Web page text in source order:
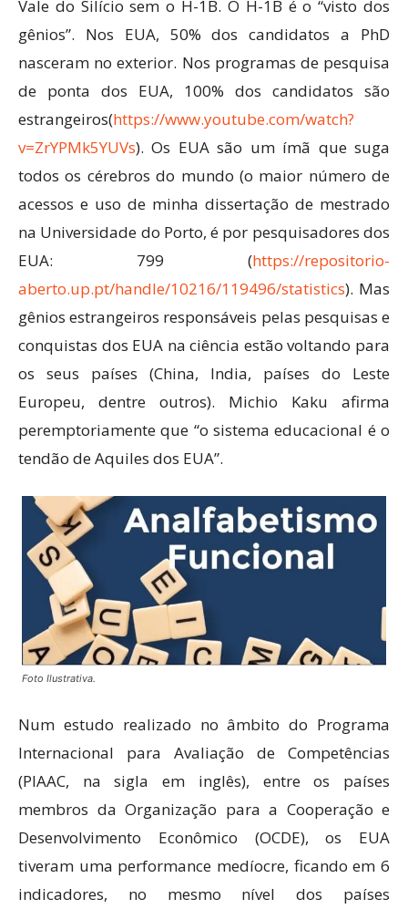
Vale do Silício sem o H-1B. O H-1B é o “visto dos
gênios”. Nos EUA, 50% dos candidatos a PhD
nasceram no exterior. Nos programas de pesquisa
de ponta dos EUA, 100% dos candidatos são
estrangeiros(https://www.youtube.com/watch?
v=ZrYPMk5YUVs). Os EUA são um ímã que suga
todos os cérebros do mundo (o maior número de
acessos e uso de minha dissertação de mestrado
na Universidade do Porto, é por pesquisadores dos
EUA: 799 (https://repositorio-
aberto.up.pt/handle/10216/119496/statistics). Mas
gênios estrangeiros responsáveis pelas pesquisas e
conquistas dos EUA na ciência estão voltando para
os seus países (China, India, países do Leste
Europeu, dentre outros). Michio Kaku afirma
peremptoriamente que “o sistema educacional é o
tendão de Aquiles dos EUA”.
Foto Ilustrativa.
Num estudo realizado no âmbito do Programa
Internacional para Avaliação de Competências
(PIAAC, na sigla em inglês), entre os países
membros da Organização para a Cooperação e
Desenvolvimento Econômico (OCDE), os EUA
tiveram uma performance medíocre, ficando em 6
indicadores, no mesmo nível dos países